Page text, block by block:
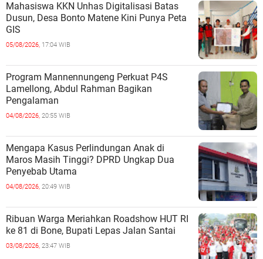
Mahasiswa KKN Unhas Digitalisasi Batas
Dusun, Desa Bonto Matene Kini Punya Peta
GIS
05/08/2026, 17:04 WIB
Program Mannennungeng Perkuat P4S
Lamellong, Abdul Rahman Bagikan
Pengalaman
04/08/2026, 20:55 WIB
Mengapa Kasus Perlindungan Anak di
Maros Masih Tinggi? DPRD Ungkap Dua
Penyebab Utama
04/08/2026, 20:49 WIB
Ribuan Warga Meriahkan Roadshow HUT RI
ke 81 di Bone, Bupati Lepas Jalan Santai
03/08/2026, 23:47 WIB